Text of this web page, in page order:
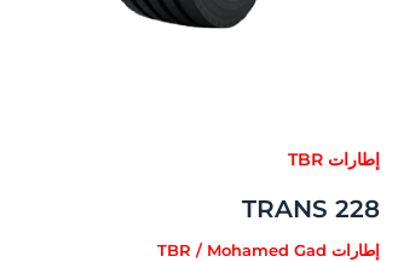
إطارات TBR
TRANS 228
إطارات TBR / Mohamed Gad